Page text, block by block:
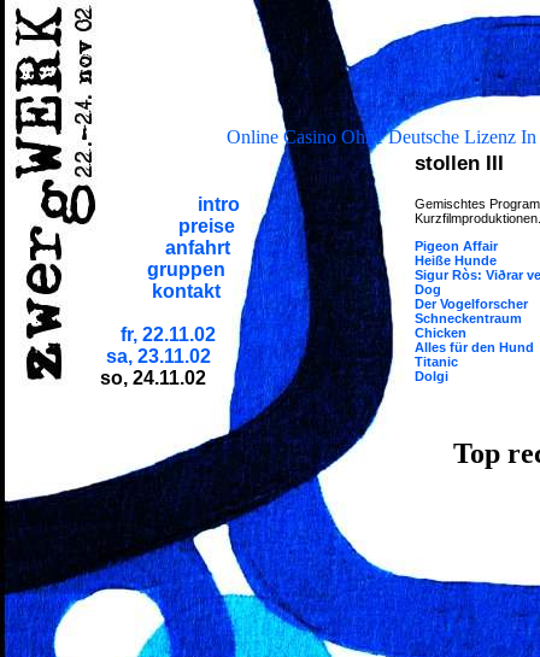
Online Casino Ohne Deutsche Lizenz In
intro
preise
anfahrt
gruppen
kontakt
fr, 22.11.02
sa, 23.11.02
so, 24.11.02
stollen III
Gemischtes
Kurzfilmproduktionen.
Pigeon Affair
Heiße Hunde
Sigur Ròs: Viðrar
Dog
Der Vogelforscher
Schneckentraum
Chicken
Alles für den Hund
Titanic
Dolgi
Top